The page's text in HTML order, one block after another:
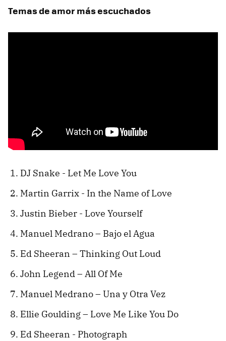
Temas de amor más escuchados
DJ Snake - Let Me Love You
Martin Garrix - In the Name of Love
Justin Bieber - Love Yourself
Manuel Medrano – Bajo el Agua
Ed Sheeran – Thinking Out Loud
John Legend – All Of Me
Manuel Medrano – Una y Otra Vez
Ellie Goulding – Love Me Like You Do
Ed Sheeran - Photograph